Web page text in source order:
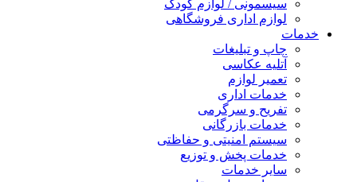
سیسمونی / لوازم کودک
لوازم اداری فروشگاهی
خدمات
چاپ و تبلیغات
آتلیه عکاسی
تعمیر لوازم
خدمات اداری
تفریح و سرگرمی
خدمات بازرگانی
سیستم امنیتی و حفاظتی
خدمات پخش و توزیع
سایر خدمات